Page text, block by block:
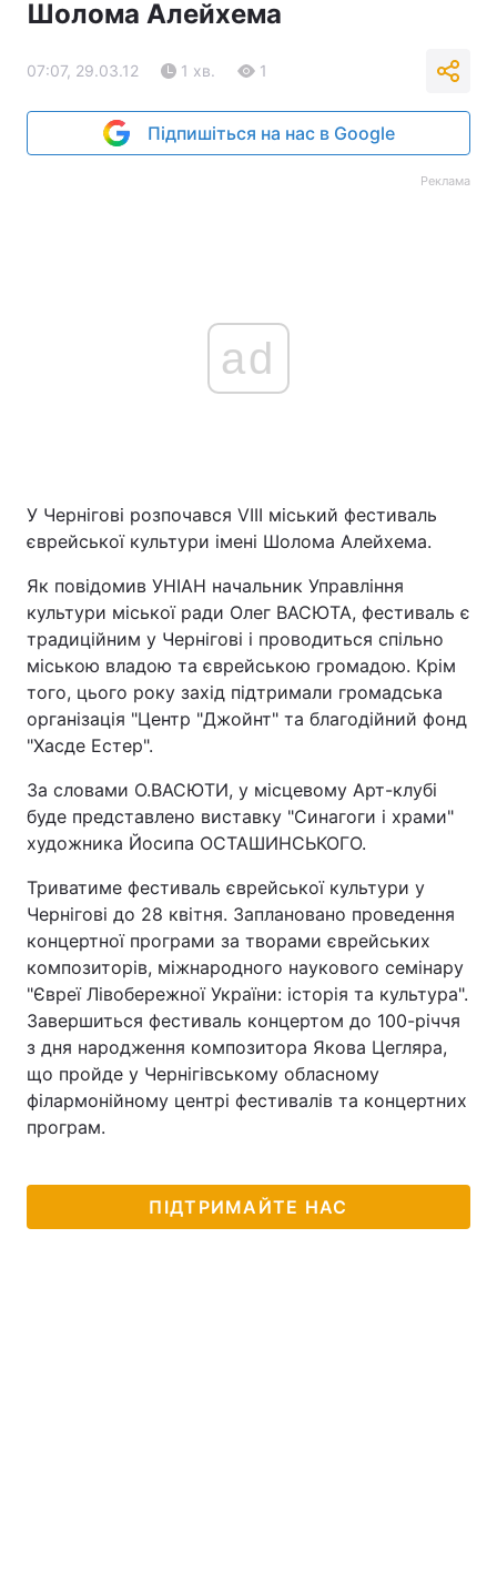
Шолома Алейхема
07:07, 29.03.12 1 хв. 1
Підпишіться на нас в Google
Реклама
ad
У Чернігові розпочався VІІІ міський фестиваль
єврейської культури імені Шолома Алейхема.
Як повідомив УНІАН начальник Управління
культури міської ради Олег ВАСЮТА, фестиваль є
традиційним у Чернігові і проводиться спільно
міською владою та єврейською громадою. Крім
того, цього року захід підтримали громадська
організація "Центр "Джойнт" та благодійний фонд
"Хасде Естер".
За словами О.ВАСЮТИ, у місцевому Арт-клубі
буде представлено виставку "Синагоги і храми"
художника Йосипа ОСТАШИНСЬКОГО.
Триватиме фестиваль єврейської культури у
Чернігові до 28 квітня. Заплановано проведення
концертної програми за творами єврейських
композиторів, міжнародного наукового семінару
"Євреї Лівобережної України: історія та культура".
Завершиться фестиваль концертом до 100-річчя
з дня народження композитора Якова Цегляра,
що пройде у Чернігівському обласному
філармонійному центрі фестивалів та концертних
програм.
ПІДТРИМАЙТЕ НАС